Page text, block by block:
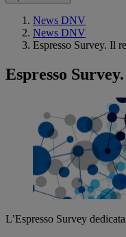
News DNV
News DNV
Espresso Survey. Il
Espresso
L’Espresso Survey